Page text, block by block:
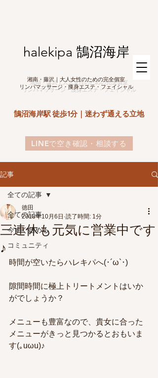
湘南・藤沢｜大人女性のための完全個室
リンパマッサージ・痩身エステ・フェイシャル
鵠沼海岸駅 徒歩1分｜迷わず通える立地
LINEで空き確認・相談する
halekipa 鵠沼海岸
記事
全ての記事
今すぐ始める
コミュニティ
全ての記事
三連休も元気に営業中です
♪
徳田
2018年10月6日 読了時間: 1分
時間が空いたらハレキパへ(･´ω`･)
隙間時間に極上トリートメントはいか
がでしょうか？
メニューも豊富なので、貴女に合った
メニューがきっと見つかるとおもいま
す(｡uωu)♪